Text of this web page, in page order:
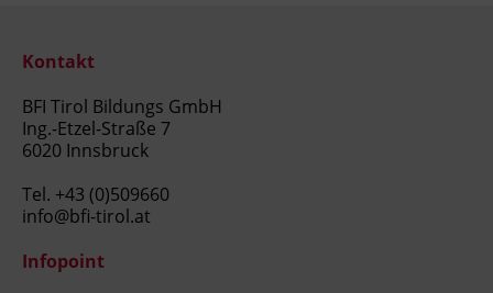
Kontakt
BFI Tirol Bildungs GmbH
Ing.-Etzel-Straße 7
6020 Innsbruck
Tel. +43 (0)509660
info@bfi-tirol.at
Infopoint